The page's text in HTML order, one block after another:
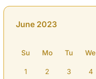
June 2023
Su Mo Tu We
1 2 3 4